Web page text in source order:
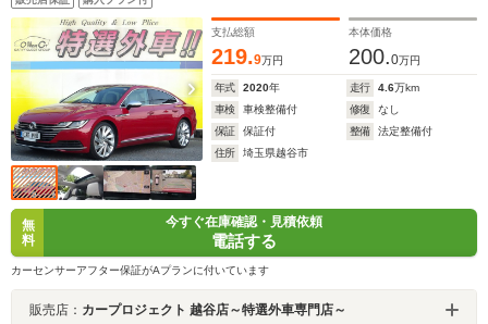
リアゲート ACC ETC LED スマートキー
AppleCar USB Bluetooth パドルシフト 衝突軽減
支払総額
219.9万円
本体価格
200.0万円
年式 2020年 走行 4.6万km
車検
車検整備付 修復
なし
保証
保証付 整備
法定整備付
住所
埼玉県越谷市
無
料
今すぐ在庫確認・見積依頼
電話する
カーセンサーアフター保証がAプランに付いています
販売店： カープロジェクト 越谷店～特選外車専門店～